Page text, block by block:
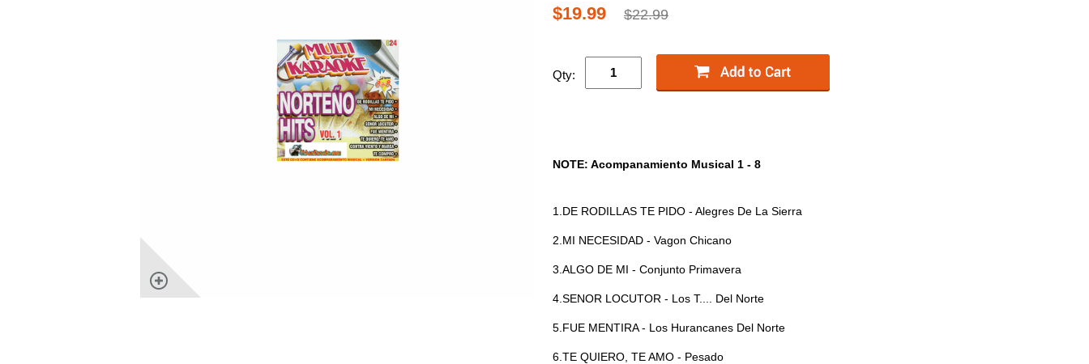
$19.99 $22.99
Qty:
NOTE: Acompanamiento Musical 1 - 8
1.DE RODILLAS TE PIDO - Alegres De La Sierra
2.MI NECESIDAD - Vagon Chicano
3.ALGO DE MI - Conjunto Primavera
4.SENOR LOCUTOR - Los T.... Del Norte
5.FUE MENTIRA - Los Hurancanes Del Norte
6.TE QUIERO, TE AMO - Pesado